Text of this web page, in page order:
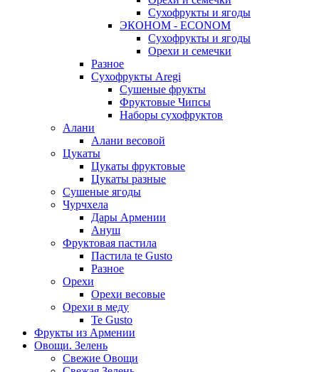
Сухофрукты и ягоды
ЭКОНОМ - ECONOM
Сухофрукты и ягоды
Орехи и семечки
Разное
Сухофрукты Aregi
Сушеные фрукты
Фруктовые Чипсы
Наборы сухофруктов
Алани
Алани весовой
Цукаты
Цукаты фруктовые
Цукаты разные
Сушеные ягоды
Чурчхела
Дары Армении
Ануш
Фруктовая пастила
Пастила te Gusto
Разное
Орехи
Орехи весовые
Орехи в меду
Te Gusto
Фрукты из Армении
Овощи. Зелень
Свежие Овощи